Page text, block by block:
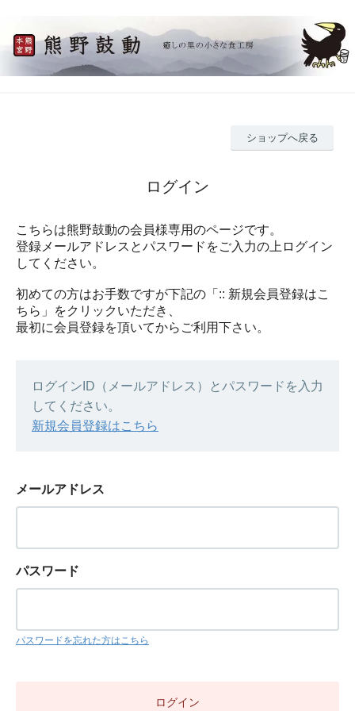
ショップへ戻る
ログイン
こちらは熊野鼓動の会員様専用のページです。
登録メールアドレスとパスワードをご入力の上ログイン
してください。
初めての方はお手数ですが下記の「:: 新規会員登録はこ
ちら」をクリックいただき、
最初に会員登録を頂いてからご利用下さい。
ログインID（メールアドレス）とパスワードを入力
してください。
新規会員登録はこちら
メールアドレス
パスワード
パスワードを忘れた方はこちら